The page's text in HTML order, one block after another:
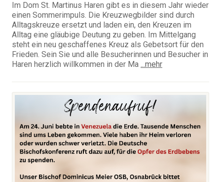
Im Dom St. Martinus Haren gibt es in diesem Jahr wieder
einen Sommerimpuls. Die Kreuzwegbilder sind durch
Alltagskreuze ersetzt und laden ein, den Kreuzen im
Alltag eine gläubige Deutung zu geben. Im Mittelgang
steht ein neu geschaffenes Kreuz als Gebetsort für den
Frieden. Sein Sie und alle Besucherinnen und Besucher in
Haren herzlich willkommen in der Ma ...mehr